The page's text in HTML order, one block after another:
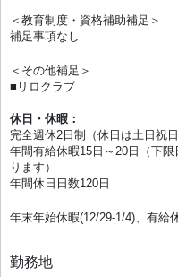
＜教育制度・資格補助補足＞
補足事項なし
＜その他補足＞
■リロクラブ
休日・休暇：
完全週休2日制（休日は土日祝日
年間有給休暇15日～20日（下
ります）
年間休日日数120日
年末年始休暇(12/29-1/4)、有給
勤務地